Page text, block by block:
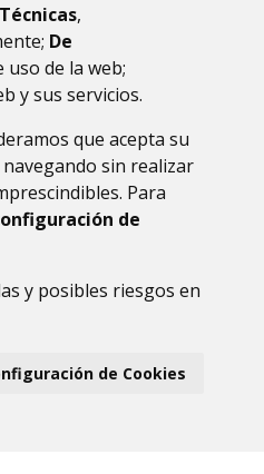
Técnicas,
De
de la web;
y sus servicios.
que acepta su
sin realizar
Para
de
y posibles riesgos en
de Cookies